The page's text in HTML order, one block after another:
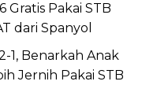
Gratis Pakai STB
dari Spanyol
1, Benarkah Anak
Jernih Pakai STB